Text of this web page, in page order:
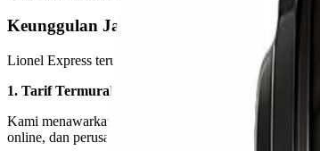
Keunggulan Jasa Kirim Jakarta – Silangit
Lionel Express terus berkomitmen memberikan
1. Tarif Termurah & Kompetitif
Kami menawarkan biaya pengiriman yang sangat
online, dan perusahaan yang membutuhkan pengiriman